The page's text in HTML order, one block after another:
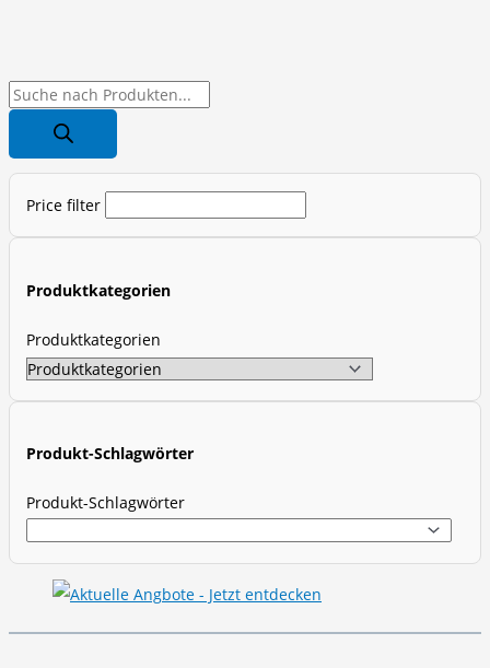
P
o
d
c
Price filter
Produktkategorien
Produktkategorien
Produkt-Schlagwörter
Produkt-Schlagwörter